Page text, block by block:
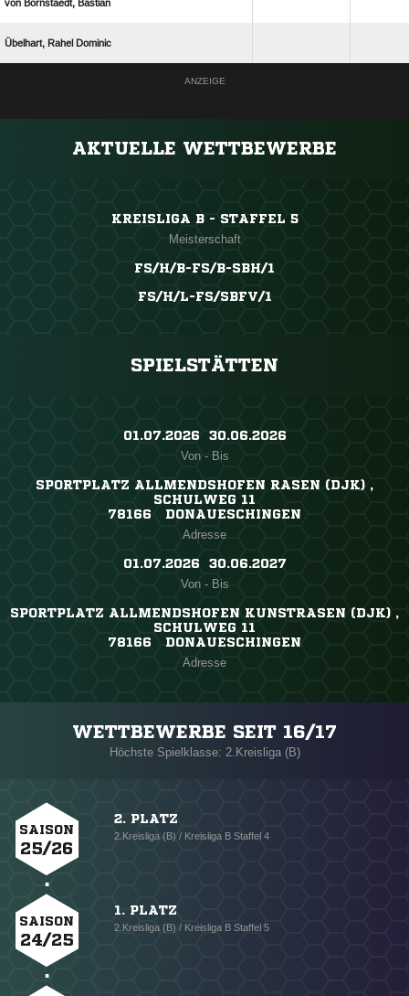
  
  
ANZEIGE
AKTUELLE WETTBEWERBE
KREISLIGA B - STAFFEL 5
Meisterschaft
FS/H/B-FS/B-SBH/1
FS/H/L-FS/SBFV/1
SPIELSTÄTTEN
01.07.2026 ​ 30.06.2026
Von - Bis
SPORTPLATZ ALLMENDSHOFEN RASEN (DJK) ,
SCHULWEG 11
78166 DONAUESCHINGEN
Adresse
01.07.2026 ​ 30.06.2027
Von - Bis
SPORTPLATZ ALLMENDSHOFEN KUNSTRASEN (DJK) ,
SCHULWEG 11
78166 DONAUESCHINGEN
Adresse
WETTBEWERBE SEIT 16/17
Höchste Spielklasse: 2.Kreisliga (B)
SAISON
25/26
2. PLATZ
2.Kreisliga (B) / Kreisliga B Staffel 4
SAISON
24/25
1. PLATZ
2.Kreisliga (B) / Kreisliga B Staffel 5